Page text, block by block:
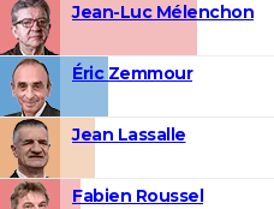
Jean-Luc Mélenchon
Éric Zemmour
Jean Lassalle
Fabien Roussel